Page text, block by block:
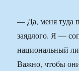
— Да, меня туда
заядлого. Я —
национальный
Важно, чтобы